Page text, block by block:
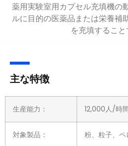
薬用実験室用カプセル充填機の
ルに目的の医薬品または栄養補
を充填すること
主な特徴
生産能力： 12,000人/時
対象製品： 粉、粒子、